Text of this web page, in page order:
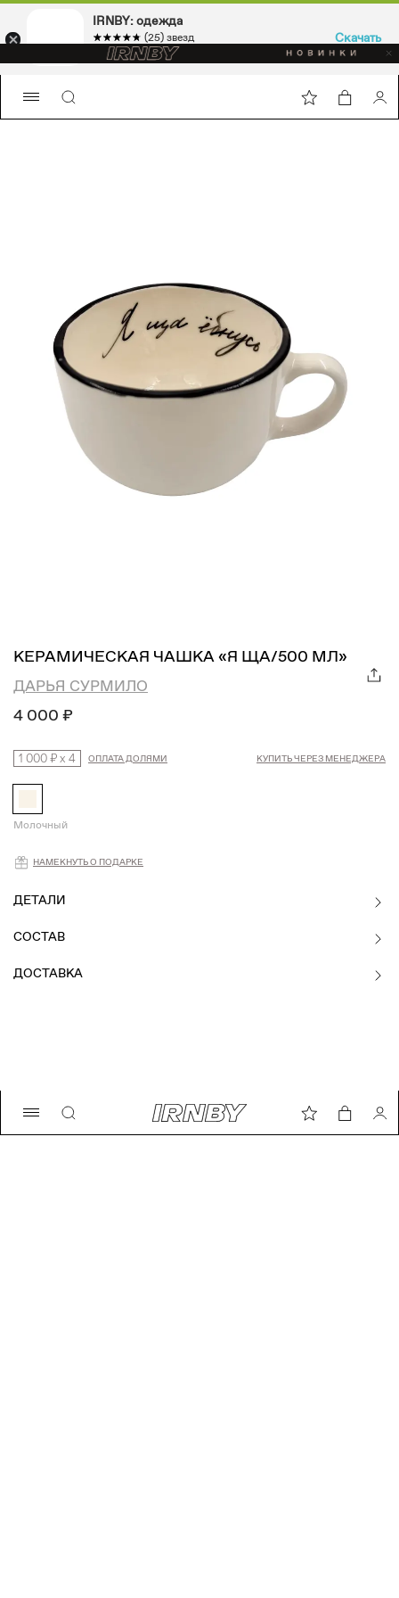
КЕРАМИЧЕСКАЯ ЧАШКА «Я ЩА/500 МЛ»
ДАРЬЯ СУРМИЛО
4 000 ₽
1 000 ₽x 4 ОПЛАТА ДОЛЯМИ КУПИТЬ ЧЕРЕЗ МЕНЕДЖЕРА
Молочный
Намекнуть о подарке
НАМЕКНУТЬ О ПОДАРКЕ
ДЕТАЛИ
СОСТАВ
ДОСТАВКА
IRNBY: одежда
☆☆☆☆☆
★★★★★ (25) звезд
Sport & casual, аксессуары
Скачать